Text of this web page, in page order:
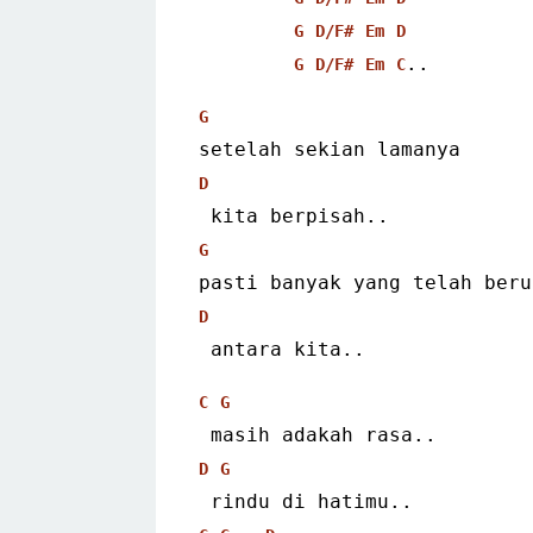
G
D/F# Em
D
G
D/F# Em C..
G
setelah sekian lamanya
D
kita berpisah..
G
pasti banyak yang telah
D
antara kita..
C G
masih adakah rasa..
D G
rindu di hatimu..